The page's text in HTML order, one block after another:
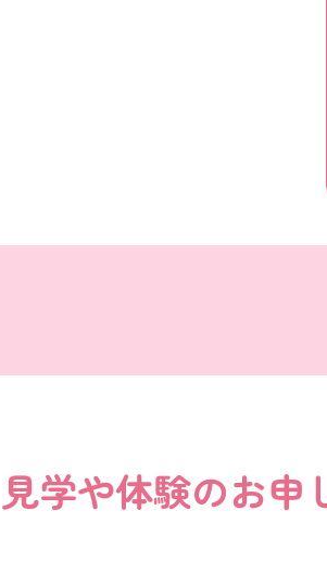
見学や体験のお申